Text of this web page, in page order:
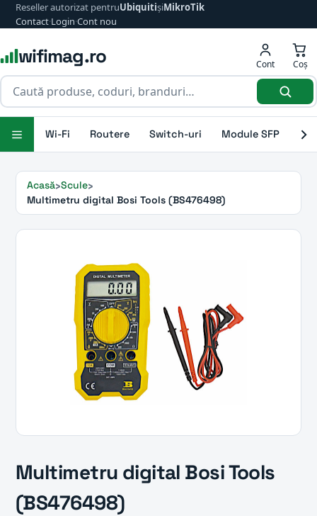
Reseller autorizat pentruUbiquitișiMikroTik
Contact·Login·Cont nou
wifimag.ro Cont Coș
Wi-Fi Routere Switch-uri Module SFP
Acasă Scule
Multimetru digital Bosi Tools (BS476498)
Multimetru digital Bosi Tools
(BS476498)